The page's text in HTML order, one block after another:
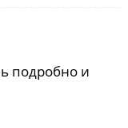
подробно и